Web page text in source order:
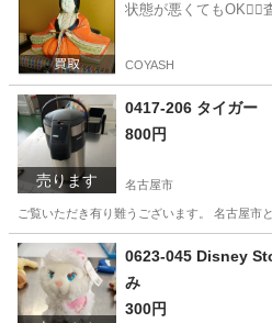
状態が悪くてもOK🙆‍♀️
COYASH
売ります
0417-206 タイガー
800円
名古屋市
ご覧いただき有り難うございます。 名古屋
愛知 名古屋市 0623-045 Disney
み
300円